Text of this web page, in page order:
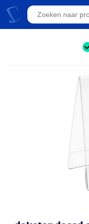
onbreekbare
winkelinrichting &
kantoorartikelen